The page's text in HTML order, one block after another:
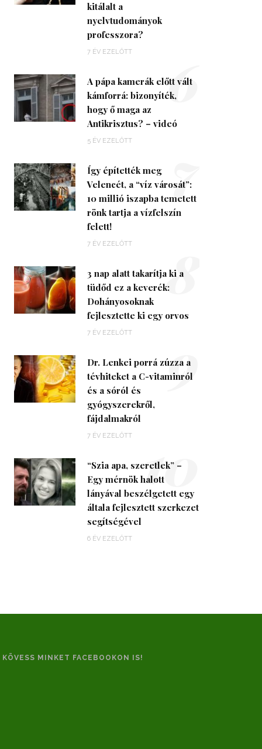
kitálalt a
nyelvtudományok
professzora?
7 ÉV EZELŐTT
A pápa kamerák előtt vált
kámforrá: bizonyíték,
hogy ő maga az
Antikrisztus? – videó
5 ÉV EZELŐTT
6
Így építették meg
Velencét, a “víz városát”:
10 millió iszapba temetett
rönk tartja a vízfelszín
felett!
7 ÉV EZELŐTT
7
3 nap alatt takarítja ki a
tüdőd ez a keverék:
Dohányosoknak
fejlesztette ki egy orvos
7 ÉV EZELŐTT
8
Dr. Lenkei porrá zúzza a
tévhiteket a C-vitaminról
és a sóról és
gyógyszerekről,
fájdalmakról
7 ÉV EZELŐTT
9
“Szia apa, szeretlek” –
Egy mérnök halott
lányával beszélgetett egy
általa fejlesztett szerkezet
segítségével
6 ÉV EZELŐTT
10
KÖVESS MINKET FACEBOOKON IS!